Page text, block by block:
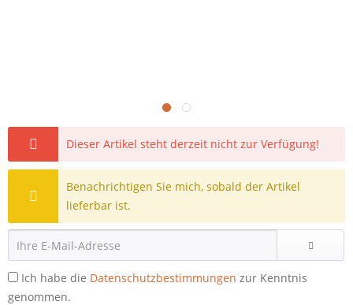
Dieser Artikel steht derzeit nicht zur Verfügung!
Benachrichtigen Sie mich, sobald der Artikel
lieferbar ist.
Ich habe die Datenschutzbestimmungen zur Kenntnis
genommen.